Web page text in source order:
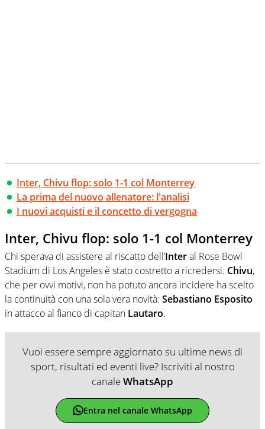
Inter, Chivu flop: solo 1-1 col Monterrey
La prima del nuovo allenatore: l'analisi
I nuovi acquisti e il concetto di vergogna
Inter, Chivu flop: solo 1-1 col Monterrey
Chi sperava di assistere al riscatto dell’Interal Rose Bowl
Stadium di Los Angeles è stato costretto a ricredersi. Chivu,
che per ovvi motivi, non ha potuto ancora incidere ha scelto
la continuità con una sola vera novità: Sebastiano Esposito
in attacco al fianco di capitan Lautaro.
Vuoi essere sempre aggiornato su ultime news di
sport, risultati ed eventi live? Iscriviti al nostro
canaleWhatsApp
Entra nel canale WhatsApp